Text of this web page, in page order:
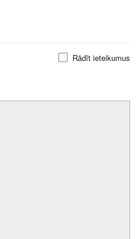
Rādīt ieteikumus